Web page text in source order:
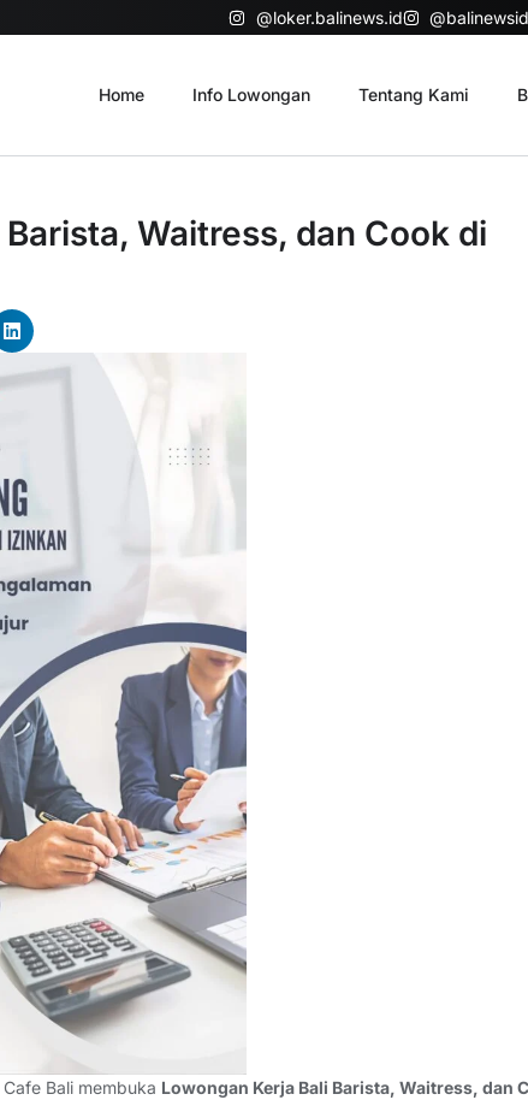
@loker.balinews.id @balinewsid
Home Info Lowongan Tentang Kami
Waitress, dan Cook di
Bali membuka Lowongan Kerja Bali Barista, Waitress, dan